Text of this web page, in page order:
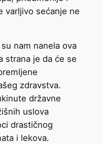
varljivo sećanje ne
nam nanela ova
strana je da će se
zdravstva.
državne
uslova
drastičnog
i lekova.